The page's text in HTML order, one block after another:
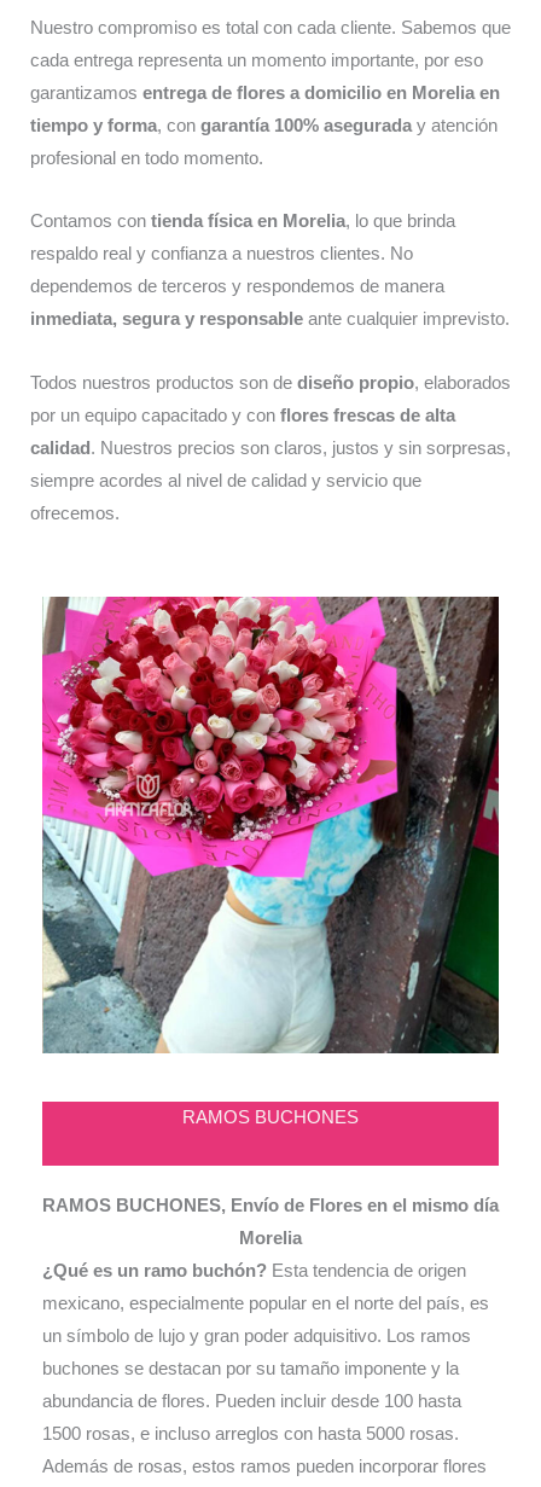
Nuestro compromiso es total con cada cliente. Sabemos que
cada entrega representa un momento importante, por eso
garantizamos entrega de flores a domicilio en Morelia en
tiempo y forma, con garantía 100% asegurada y atención
profesional en todo momento.
Contamos con tienda física en Morelia, lo que brinda
respaldo real y confianza a nuestros clientes. No
dependemos de terceros y respondemos de manera
inmediata, segura y responsable ante cualquier imprevisto.
Todos nuestros productos son de diseño propio, elaborados
por un equipo capacitado y con flores frescas de alta
calidad . Nuestros precios son claros, justos y sin sorpresas,
siempre acordes al nivel de calidad y servicio que
ofrecemos.
RAMOS BUCHONES
RAMOS BUCHONES, Envío de Flores en el mismo día
Morelia
¿Qué es un ramo buchón? Esta tendencia de origen
mexicano, especialmente popular en el norte del país, es
un símbolo de lujo y gran poder adquisitivo. Los ramos
buchones se destacan por su tamaño imponente y la
abundancia de flores. Pueden incluir desde 100 hasta
1500 rosas, e incluso arreglos con hasta 5000 rosas.
Además de rosas, estos ramos pueden incorporar flores